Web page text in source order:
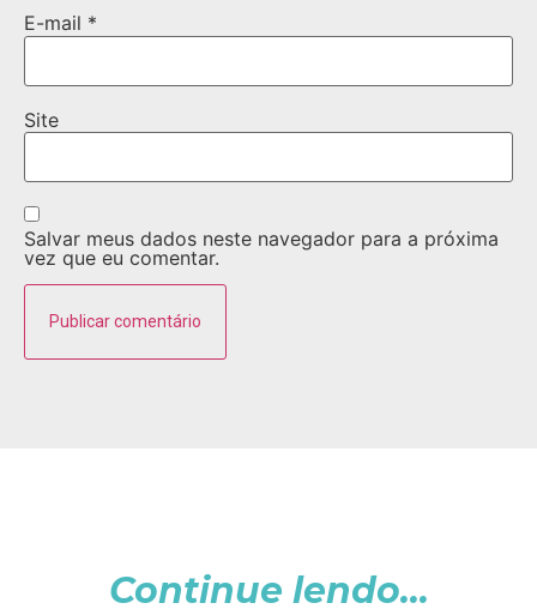
E-mail *
Site
Salvar meus dados neste navegador para a próxima
vez que eu comentar.
Continue lendo...